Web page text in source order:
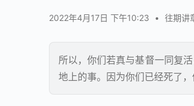
2022年4月17日 下午10:23 • 往期讲
所以，你们若真与基督一同复
地上的事。因为你们已经死了
00:00 / 54:29